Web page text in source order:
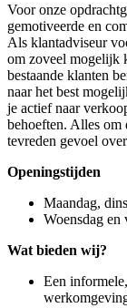
Voor onze
gemotiveerde en
Als klantadviseur
om zoveel mogelijk
bestaande klanten
naar het best
je actief naar
behoeften. Alles om
tevreden gevoel
Openingstijden
Maandag,
Woensdag en
Wat bieden wij?
Een